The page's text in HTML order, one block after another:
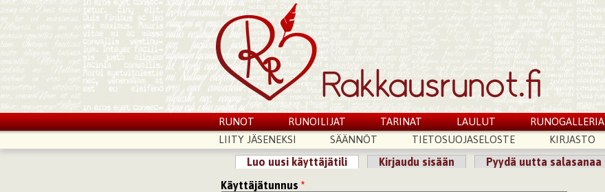
RUNOT RUNOILIJAT TARINAT LAULUT
RUNOGALLERIA
LIITY JÄSENEKSI
SÄÄNNÖT TIETOSUOJASELOSTE KIRJASTO
Ensisijaiset välilehdet
Luo uusi käyttäjätili (aktiivinen välilehti)
Kirjaudu sisään
Pyydä uutta salasanaa
Käyttäjätunnus*